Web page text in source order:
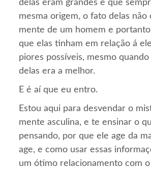
delas eram grandes e que
mesma origem, o fato delas não
mente de um homem e
que elas tinham em relação á
piores possíveis, mesmo
delas era a melhor.
E é aí que eu entro.
Estou aqui para desvendar o
mente asculina, e te ensinar o
pensando, por que ele age da
age, e como usar essas
um ótimo relacionamento com